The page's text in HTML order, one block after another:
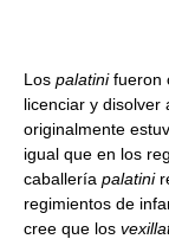
Los palatinifueron
licenciar y disolver
originalmente
igual que en los
caballería palatini
regimientos de
cree que los